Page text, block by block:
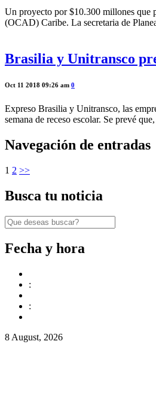
Un proyecto por $10.300 millones que
(OCAD) Caribe. La secretaria de
Brasilia y Unitransco
Oct 11 2018 09:26 am 0
Expreso Brasilia y Unitransco, las
semana de receso escolar. Se prevé
Navegación de entradas
1 2 >>
Busca tu noticia
Fecha y hora
:
:
8 August, 2026